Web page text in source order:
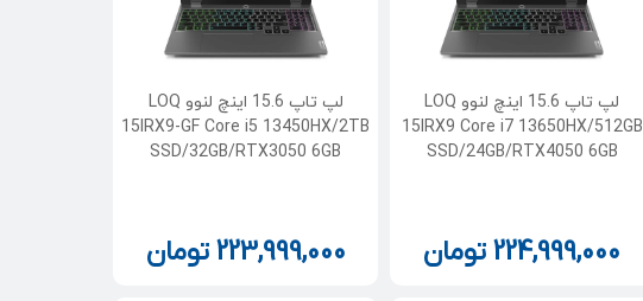
لپ تاپ 15.6 اینچ لنوو LOQ
15IRX9 Core i7 13650HX/512GB
SSD/24GB/RTX4050 6GB
224,999,000تومان
لپ تاپ 15.6 اینچ لنوو LOQ
15IRX9-GF Core i5 13450HX/2TB
SSD/32GB/RTX3050 6GB
223,999,000 تومان